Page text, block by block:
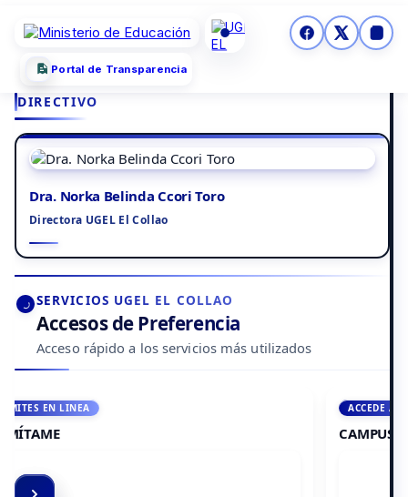
Portal de Transparencia
DIRECTIVO
Dra. Norka Belinda Ccori Toro
Directora UGEL El Collao
SERVICIOS UGEL EL COLLAO
Accesos de Preferencia
Acceso rápido a los servicios más utilizados
ACCEDE A AULA VIRTUAL
CAMPUS VIRTUAL